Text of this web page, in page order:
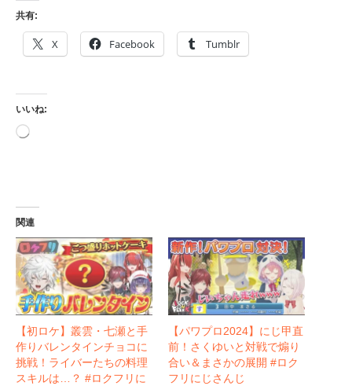
共有:
X Facebook Tumblr
いいね:
読
関連
【初ロケ】叢雲・七瀬と手
作りバレンタインチョコに
挑戦！ライバーたちの料理
スキルは…？ #ロクフリに
【パワプロ2024】にじ甲直
前！さくゆいと対戦で煽り
合い＆まさかの展開 #ロク
フリにじさんじ